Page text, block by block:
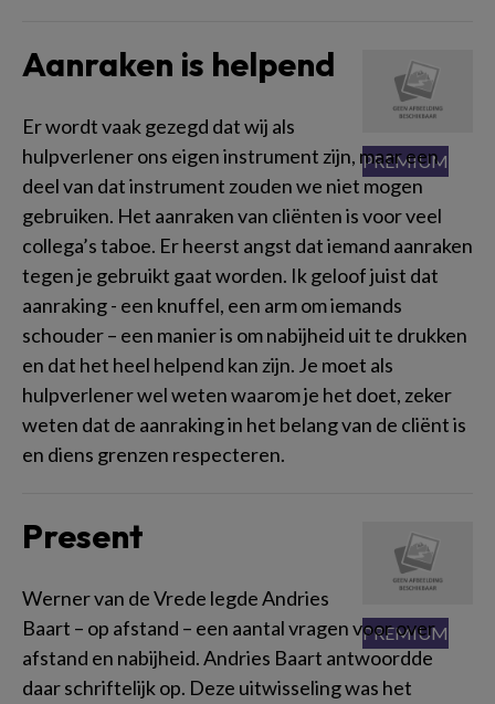
Aanraken is helpend
Er wordt vaak gezegd dat wij als
hulpverlener ons eigen instrument zijn, maar een
deel van dat instrument zouden we niet mogen
gebruiken. Het aanraken van cliënten is voor veel
collega’s taboe. Er heerst angst dat iemand aanraken
tegen je gebruikt gaat worden. Ik geloof juist dat
aanraking - een knuffel, een arm om iemands
schouder – een manier is om nabijheid uit te drukken
en dat het heel helpend kan zijn. Je moet als
hulpverlener wel weten waarom je het doet, zeker
weten dat de aanraking in het belang van de cliënt is
en diens grenzen respecteren.
Present
Werner van de Vrede legde Andries
Baart – op afstand – een aantal vragen voor over
afstand en nabijheid. Andries Baart antwoordde
daar schriftelijk op. Deze uitwisseling was het